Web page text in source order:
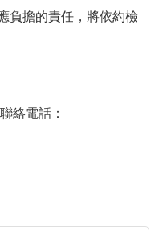
負擔的責任，將依約檢
絡電話：